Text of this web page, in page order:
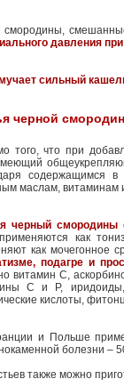
смородины,
давления
сильный
черной
того, что при
содержащимся
маслам, витаминам
черный
как
как мочегонное
подагре и
витамин С,
С и Р, иридоиды,
кислоты,
и Польше
болезни –
также можно